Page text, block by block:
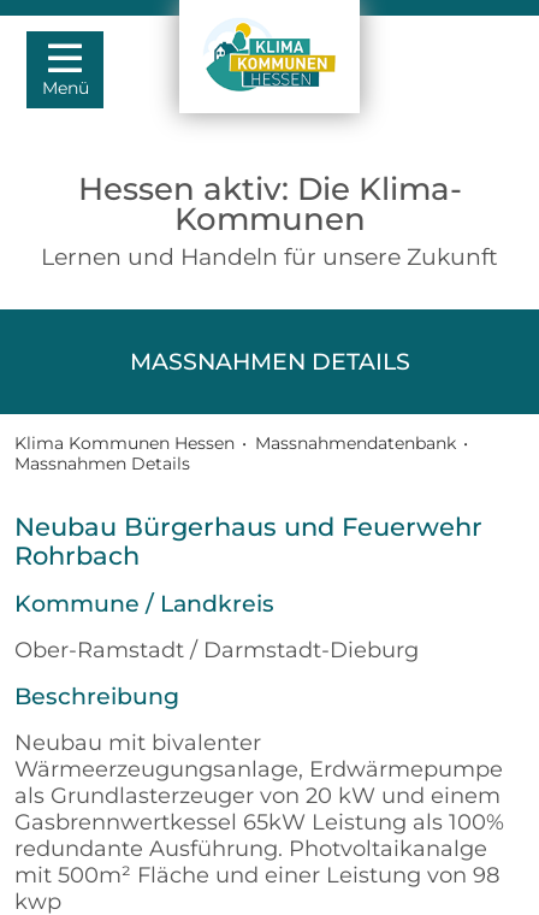
Menü
Hessen aktiv: Die Klima-
Kommunen
Lernen und Handeln für unsere Zukunft
MASSNAHMEN DETAILS
Klima Kommunen Hessen • Massnahmendatenbank •
Massnahmen Details
Neubau Bürgerhaus und Feuerwehr
Rohrbach
Kommune / Landkreis
Ober-Ramstadt / Darmstadt-Dieburg
Beschreibung
Neubau mit bivalenter
Wärmeerzeugungsanlage, Erdwärmepumpe
als Grundlasterzeuger von 20 kW und einem
Gasbrennwertkessel 65kW Leistung als 100%
redundante Ausführung. Photvoltaikanalge
mit 500m² Fläche und einer Leistung von 98
kwp